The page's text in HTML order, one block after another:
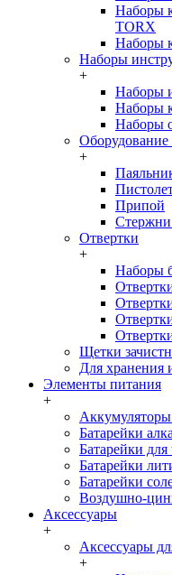
Наборы
TORX
Наборы
Наборы
+
Наборы
Наборы
Наборы
Оборудование
+
Припой
Стержни
Отвертки
+
Наборы
Щетки
Для хранения
Элементы питания
+
Батарейки
Батарейки для
Батарейки
Батарейки
Воздушно-
Аксессуары
+
Аксессуары
+